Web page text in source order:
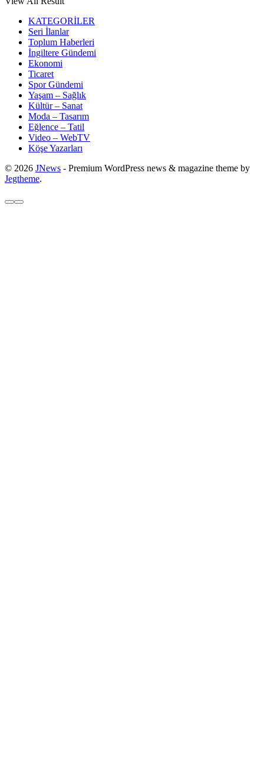
KATEGORİLER
Seri İlanlar
Toplum Haberleri
İngiltere Gündemi
Ekonomi
Ticaret
Spor Gündemi
Yaşam – Sağlık
Kültür – Sanat
Moda – Tasarım
Eğlence – Tatil
Video – WebTV
Köşe Yazarları
© 2026 JNews - Premium WordPress news & magazine theme by
Jegtheme.